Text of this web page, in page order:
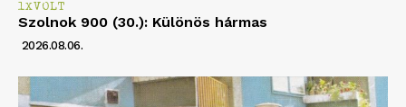
1XVOLT
Szolnok 900 (30.): Különös hármas
2026.08.06.